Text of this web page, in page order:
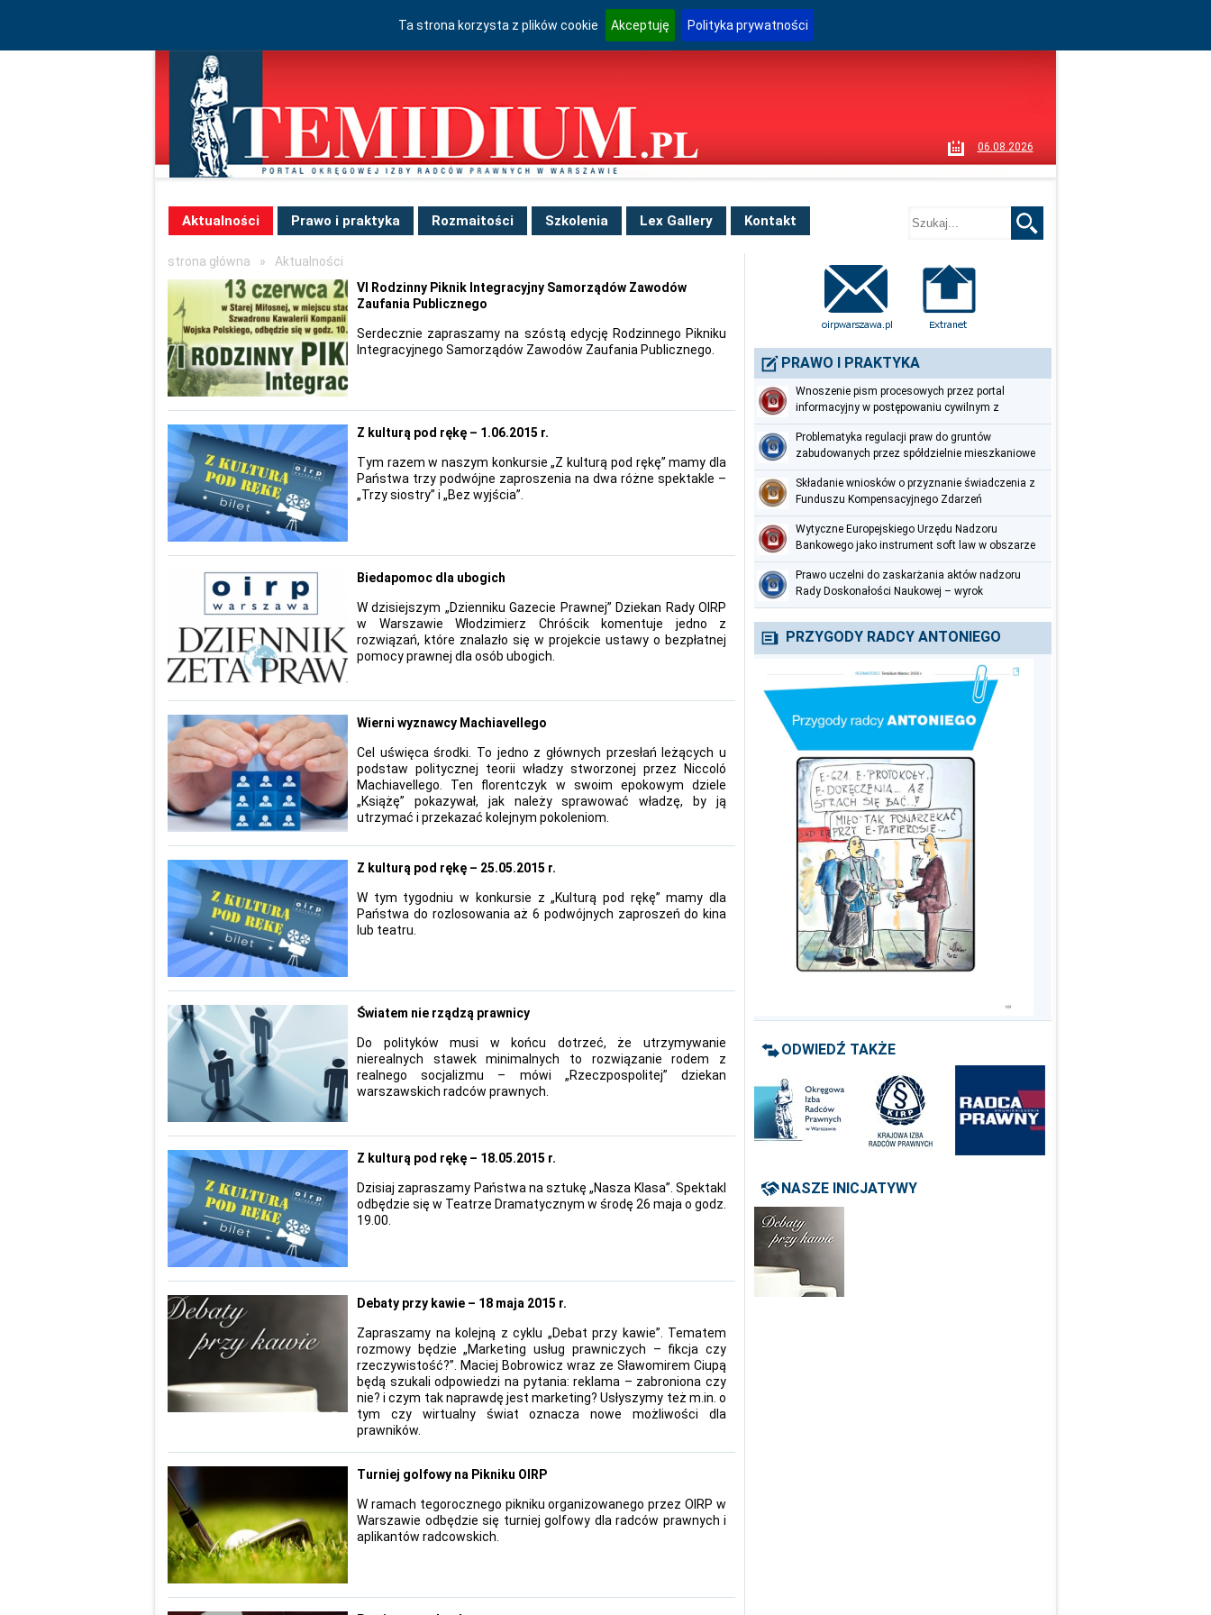
Ta strona korzysta z plików cookie Akceptuję Polityka prywatności
06.08.2026
Aktualności Prawo i praktyka Rozmaitości Szkolenia Lex Gallery Kontakt
strona główna »
Aktualności
VI Rodzinny Piknik Integracyjny Samorządów Zawodów
Zaufania Publicznego
Serdecznie zapraszamy na szóstą edycję Rodzinnego Pikniku
Integracyjnego Samorządów Zawodów Zaufania Publicznego.
Z kulturą pod rękę – 1.06.2015 r.
Tym razem w naszym konkursie „Z kulturą pod rękę” mamy dla
Państwa trzy podwójne zaproszenia na dwa różne spektakle –
„Trzy siostry” i „Bez wyjścia”.
Biedapomoc dla ubogich
W dzisiejszym „Dzienniku Gazecie Prawnej” Dziekan Rady OIRP
w Warszawie Włodzimierz Chróścik komentuje jedno z
rozwiązań, które znalazło się w projekcie ustawy o bezpłatnej
pomocy prawnej dla osób ubogich.
Wierni wyznawcy Machiavellego
Cel uświęca środki. To jedno z głównych przesłań leżących u
podstaw politycznej teorii władzy stworzonej przez Niccoló
Machiavellego. Ten florentczyk w swoim epokowym dziele
„Książę” pokazywał, jak należy sprawować władzę, by ją
utrzymać i przekazać kolejnym pokoleniom.
Z kulturą pod rękę – 25.05.2015 r.
W tym tygodniu w konkursie z „Kulturą pod rękę” mamy dla
Państwa do rozlosowania aż 6 podwójnych zaproszeń do kina
lub teatru.
Światem nie rządzą prawnicy
Do polityków musi w końcu dotrzeć, że utrzymywanie
nierealnych stawek minimalnych to rozwiązanie rodem z
realnego socjalizmu – mówi „Rzeczpospolitej” dziekan
warszawskich radców prawnych.
Z kulturą pod rękę – 18.05.2015 r.
Dzisiaj zapraszamy Państwa na sztukę „Nasza Klasa”. Spektakl
odbędzie się w Teatrze Dramatycznym w środę 26 maja o godz.
19.00.
Debaty przy kawie – 18 maja 2015 r.
Zapraszamy na kolejną z cyklu „Debat przy kawie”. Tematem
rozmowy będzie „Marketing usług prawniczych – fikcja czy
rzeczywistość?”. Maciej Bobrowicz wraz ze Sławomirem Ciupą
będą szukali odpowiedzi na pytania: reklama – zabroniona czy
nie? i czym tak naprawdę jest marketing? Usłyszymy też m.in. o
tym czy wirtualny świat oznacza nowe możliwości dla
prawników.
Turniej golfowy na Pikniku OIRP
W ramach tegorocznego pikniku organizowanego przez OIRP w
Warszawie odbędzie się turniej golfowy dla radców prawnych i
aplikantów radcowskich.
PRAWO I PRAKTYKA
Wnoszenie pism procesowych przez portal
informacyjny w postępowaniu cywilnym z
perspektywy radcy prawnego
Problematyka regulacji praw do gruntów
zabudowanych przez spółdzielnie mieszkaniowe
Składanie wniosków o przyznanie świadczenia z
Funduszu Kompensacyjnego Zdarzeń
Medycznych – uwagi praktyczne
Wytyczne Europejskiego Urzędu Nadzoru
Bankowego jako instrument soft law w obszarze
przeciwdziałania praniu pieniędzy i finansowaniu
terroryzmu
Prawo uczelni do zaskarżania aktów nadzoru
Rady Doskonałości Naukowej – wyrok
Naczelnego Sądu Administracyjnego z 12
czerwca 2025 r. (III OSK 626/22)
PRZYGODY RADCY ANTONIEGO
ODWIEDŹ TAKŻE
NASZE INICJATYWY